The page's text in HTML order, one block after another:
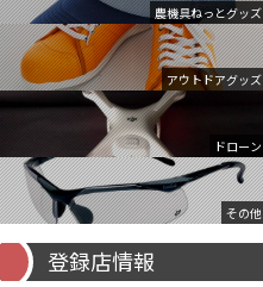
農機具ねっとグッズ
アウトドアグッズ
ドローン
その他
登録店情報